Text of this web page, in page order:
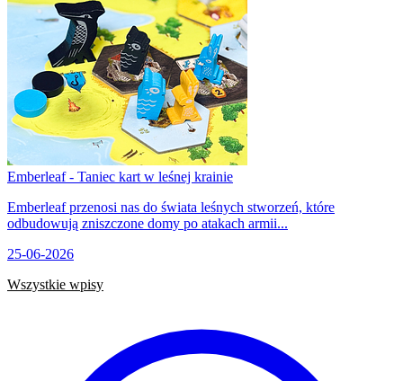
Emberleaf - Taniec kart w leśnej krainie
Emberleaf przenosi nas do świata leśnych stworzeń, które
odbudowują zniszczone domy po atakach armii...
25-06-2026
Wszystkie wpisy